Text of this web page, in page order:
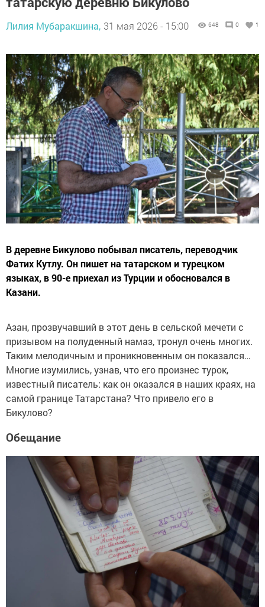
Лилия Мубаракшина, 31 мая 2026 - 15:00 648 0 1
В деревне Бикулово побывал писатель, переводчик
Фатих Кутлу. Он пишет на татарском и турецком
языках, в 90-е приехал из Турции и обосновался в
Казани.
Азан, прозвучавший в этот день в сельской мечети с
призывом на полуденный намаз, тронул очень многих.
Таким мелодичным и проникновенным он показался…
Многие изумились, узнав, что его произнес турок,
известный писатель: как он оказался в наших краях, на
самой границе Татарстана? Что привело его в
Бикулово?
Обещание